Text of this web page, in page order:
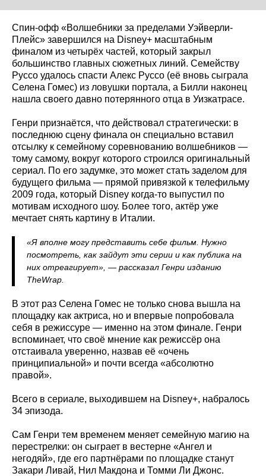
Спин-офф «Волшебники за пределами Уэйверли-
Плейс» завершился на Disney+ масштабным
финалом из четырёх частей, который закрыл
большинство главных сюжетных линий. Семейству
Руссо удалось спасти Алекс Руссо (её вновь сыграла
Селена Гомес) из ловушки портала, а Билли наконец
нашла своего давно потерянного отца в Уизкатрасе.
Генри признаётся, что действовал стратегически: в
последнюю сцену финала он специально вставил
отсылку к семейному соревнованию волшебников —
тому самому, вокруг которого строился оригинальный
сериал. По его задумке, это может стать заделом для
будущего фильма — прямой привязкой к телефильму
2009 года, который Disney когда-то выпустил по
мотивам исходного шоу. Более того, актёр уже
мечтает снять картину в Италии.
«Я вполне могу представить себе фильм. Нужно
посмотреть, как зайдут эти серии и как публика на
них отреагирует», — рассказал Генри изданию
TheWrap.
В этот раз Селена Гомес не только снова вышла на
площадку как актриса, но и впервые попробовала
себя в режиссуре — именно на этом финале. Генри
вспоминает, что своё мнение как режиссёр она
отстаивала уверенно, назвав её «очень
принципиальной» и почти всегда «абсолютно
правой».
Всего в сериале, выходившем на Disney+, набралось
34 эпизода.
Сам Генри тем временем меняет семейную магию на
перестрелки: он сыграет в вестерне «Ангел и
негодяй», где его партнёрами по площадке станут
Закари Ливай, Нил Макдона и Томми Ли Джонс.